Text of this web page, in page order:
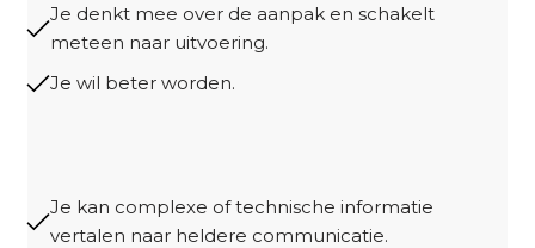
Je denkt mee over de aanpak en schakelt
meteen naar uitvoering.
Je wil beter worden.
Je kan complexe of technische informatie
vertalen naar heldere communicatie.